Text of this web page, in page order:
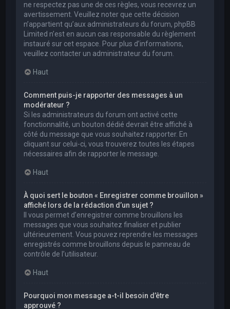
ne respectez pas une de ces règles, vous recevrez un
avertissement. Veuillez noter que cette décision
n’appartient qu’aux administrateurs du forum, phpBB
Limited n’est en aucun cas responsable du règlement
instauré sur cet espace. Pour plus d’informations,
veuillez contacter un administrateur du forum.
Haut
Comment puis-je rapporter des messages à un
modérateur ?
Si les administrateurs du forum ont activé cette
fonctionnalité, un bouton dédié devrait être affiché à
côté du message que vous souhaitez rapporter. En
cliquant sur celui-ci, vous trouverez toutes les étapes
nécessaires afin de rapporter le message.
Haut
À quoi sert le bouton « Enregistrer comme brouillon »
affiché lors de la rédaction d’un sujet ?
Il vous permet d’enregistrer comme brouillons les
messages que vous souhaitez finaliser et publier
ultérieurement. Vous pouvez reprendre les messages
enregistrés comme brouillons depuis le panneau de
contrôle de l’utilisateur.
Haut
Pourquoi mon message a-t-il besoin d’être
approuvé ?